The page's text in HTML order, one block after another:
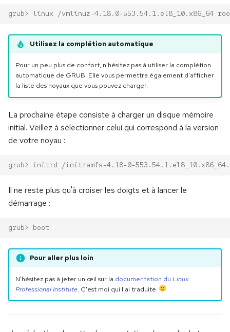
grub> linux /vmlinuz-4.18.0-553.54.1.el8_10.x86_64
Utilisez la complétion automatique
Pour un peu plus de confort, n'hésitez pas à utiliser la complétion
automatique de GRUB. Elle vous permettra également d'afficher
la liste des noyaux que vous pouvez charger.
La prochaine étape consiste à charger un disque mémoire
initial. Veillez à sélectionner celui qui correspond à la version
de votre noyau :
grub> initrd /initramfs-4.18-0-
Il ne reste plus qu'à croiser les doigts et à lancer le
démarrage :
grub> boot
Pour aller plus loin
N'hésitez pas à jeter un œil sur la documentation du Linux
Professional Institute. C'est moi qui l'ai traduite.